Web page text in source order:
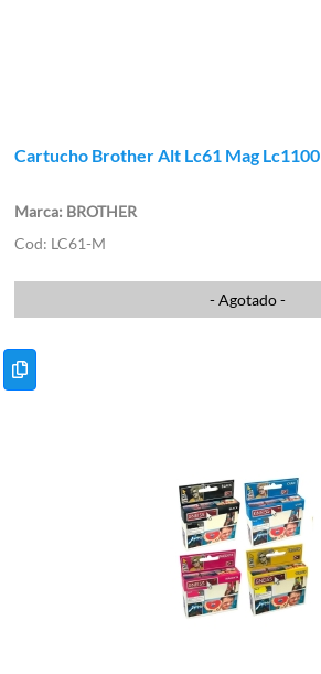
Cartucho Brother Alt Lc61 Mag Lc1100
BROTHER
LC61-M
- Agotado -